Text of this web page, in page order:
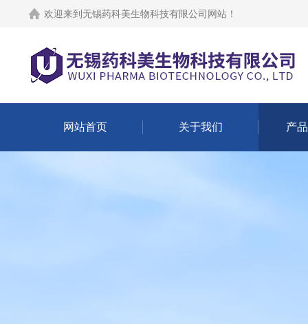
欢迎来到 无锡药科美生物科技有限公司网站 ！
网站首页 关于我们 产